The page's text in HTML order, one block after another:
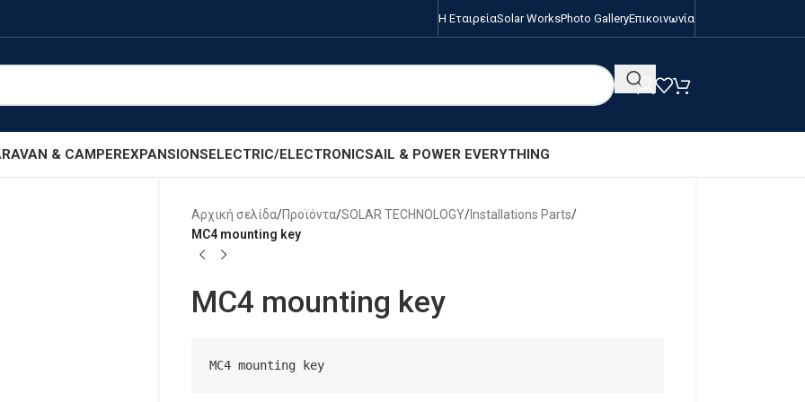
Η ΕταιρείαSolar WorksPhoto GalleryΕπικοινωνία
& CAMPEREXPANSIONSELECTRIC/ELECTRONICSAIL & POWER EVERYTHING
Αρχική σελίδα/Προϊόντα/SOLAR TECHNOLOGY/Installations Parts/
MC4 mounting key
MC4 mounting key
MC4 mounting key